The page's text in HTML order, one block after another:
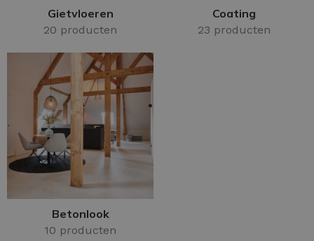
Gietvloeren
20 producten
Coating
23 producten
Betonlook
10 producten